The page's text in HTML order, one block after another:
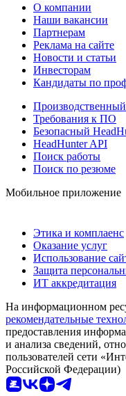
О компании
Наши вакансии
Партнерам
Реклама на сайте
Новости и статьи
Инвесторам
Кандидаты по
Требования к ПО
Безопасный
HeadHunter API
Поиск работы
Поиск по резюме
Мобильное приложение
Этика и комплаенс
Оказание услуг
Использование
Защита
ИТ аккредитация
На информационном
рекомендательные
предоставления
и анализа сведений,
пользователей сети
Российской Федерации)